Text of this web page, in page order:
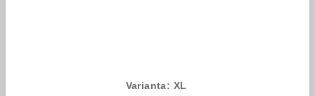
Varianta: XL